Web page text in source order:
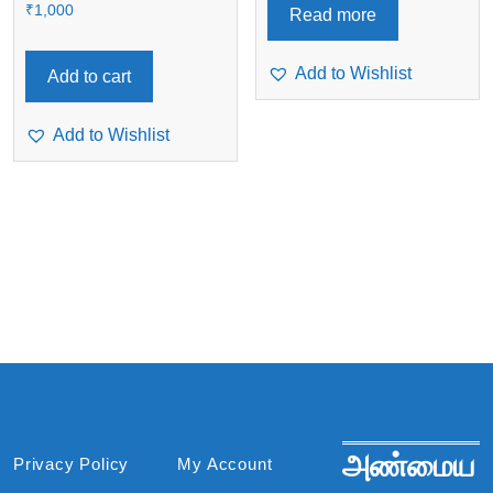
₹1,000
Add to cart
Add to Wishlist
Read more
Add to Wishlist
Privacy Policy My Account
அண்மைய